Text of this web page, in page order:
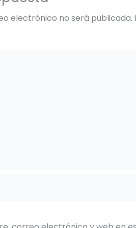
electrónico no será publicada.